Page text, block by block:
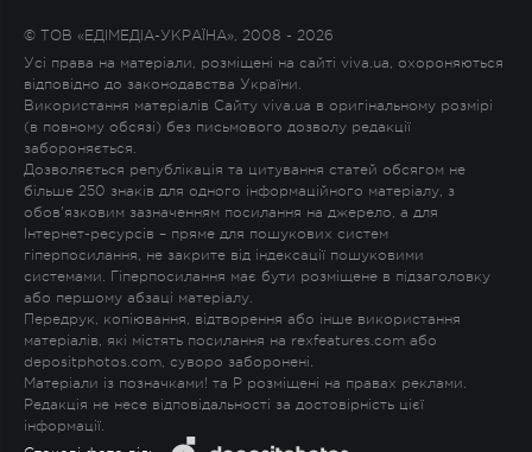
© ТОВ «ЕДІМЕДІА-УКРАЇНА», 2008 - 2026
Усі права на матеріали, розміщені на сайті viva.ua, охороняються
відповідно до законодавства України.
Використання матеріалів Сайту viva.ua в оригінальному розмірі
(в повному обсязі) без письмового дозволу редакції
забороняється.
Дозволяється републікація та цитування статей обсягом не
більше 250 знаків для одного інформаційного матеріалу, з
обов'язковим зазначенням посилання на джерело, а для
Інтернет-ресурсів – пряме для пошукових систем
гіперпосилання, не закрите від індексації пошуковими
системами. Гіперпосилання має бути розміщене в підзаголовку
або першому абзаці матеріалу.
Передрук, копіювання, відтворення або інше використання
матеріалів, які містять посилання на rexfeatures.com або
depositphotos.com, суворо заборонені.
Матеріали із позначками! та P розміщені на правах реклами.
Редакція не несе відповідальності за достовірність цієї
інформації.